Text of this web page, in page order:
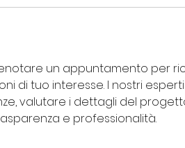
un appuntamento per
di tuo interesse. I nostri
valutare i dettagli del
e professionalità.